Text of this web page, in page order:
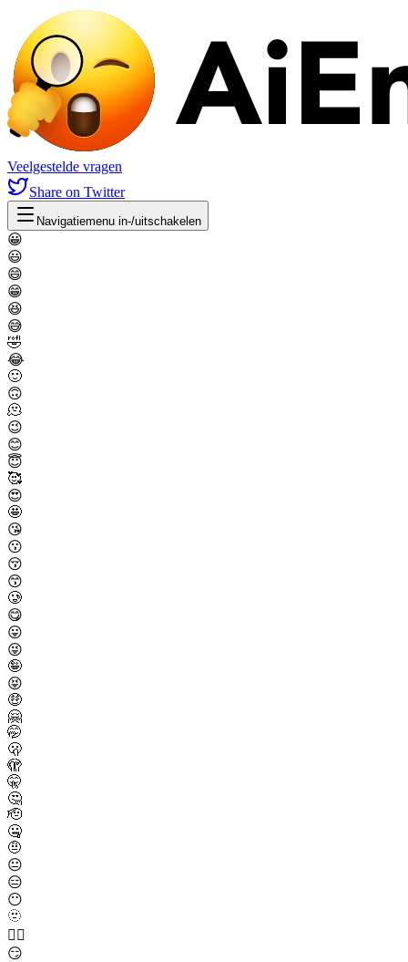
Veelgestelde vragen
Share on Twitter
Navigatiemenu in-/uitschakelen
😀
😃
😄
😁
😆
😅
🤣
😂
🙂
🙃
🫠
😉
😊
😇
🥰
😍
🤩
😘
😗
😚
😙
🥲
😋
😛
😜
🤪
😝
🤑
🤗
🤭
🫢
🫣
🤫
🤔
🫡
🤐
🤨
😐
😑
😶
🫥
😶‍🌫️
😏